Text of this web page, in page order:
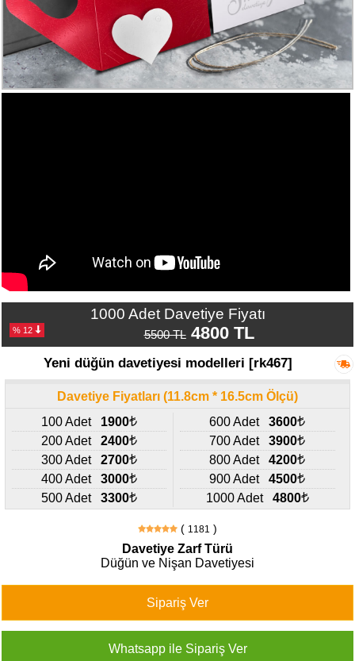
Numune
Talebi
(ücretsiz)
Gerçek
kimiz?
0533
29
1000 Adet Davetiye Fiyatı
% 12 5500 TL4800 TL
Yeni düğün davetiyesi modelleri [rk467]
Davetiye Fiyatları (11.8cm * 16.5cm Ölçü)
100 Adet
1900
200 Adet
2400
300 Adet
2700
400 Adet
3000
500 Adet
3300
600 Adet
3600
700 Adet
3900
800 Adet
4200
900 Adet
4500
1000 Adet
4800
( 1181 )
Davetiye Zarf Türü
Düğün ve Nişan Davetiyesi